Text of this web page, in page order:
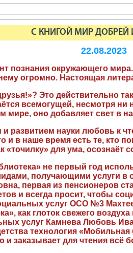
С КНИГОЙ МИР ДОБРЕЙ
22.08.2023
познания окружающего
огромно. Настоящая
Это действительно
всемогущей, несмотря
мире, оно добавляет свет в
развитием науки любовь к
в наше время есть те, кто
«точилку» для ума, осознаёт
не первый год
получающими услуги
первая из пенсионеров
и всегда просит, чтобы
услуг ОСО №3
как глоток свежего
услуг Камнева Любовь
технология
и заказывает для чтения всё